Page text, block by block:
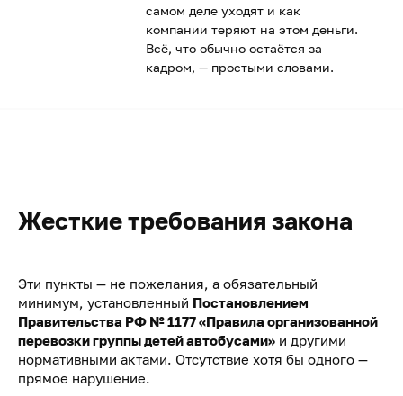
самом деле уходят и как
компании теряют на этом деньги.
Всё, что обычно остаётся за
кадром, — простыми словами.
Жесткие требования закона
Эти пункты — не пожелания, а обязательный
минимум, установленный Постановлением
Правительства РФ № 1177 «Правила организованной
перевозки группы детей автобусами» и другими
нормативными актами. Отсутствие хотя бы одного —
прямое нарушение.